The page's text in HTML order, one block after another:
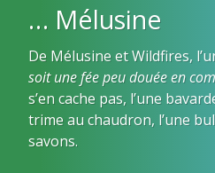
… Mélusine
De Mélusine et Wildfires,
soit une fée peu douée en
s’en cache pas, l’une
trime au chaudron, l’une
savons.